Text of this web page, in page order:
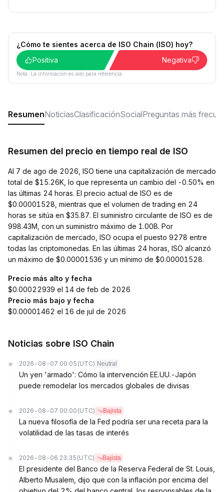
¿Cómo te sientes acerca de ISO Chain (ISO) hoy?
Positiva
Negativa
Nota: La información es solo para referencia.
ResumenNoticiasClasificaciónSocialPreguntas más
Resumen del precio en tiempo real de ISO
Al 7 de ago de 2026, ISO tiene una capitalización de mercado
total de $15.26K, lo que representa un cambio del -0.50% en
las últimas 24 horas. El precio actual de ISO es de
$0.00001528, mientras que el volumen de trading en 24
horas se sitúa en $35.87. El suministro circulante de ISO es de
998.43M, con un suministro máximo de 1.00B. Por
capitalización de mercado, ISO ocupa el puesto 9278 entre
todas las criptomonedas. En las últimas 24 horas, ISO alcanzó
un máximo de $0.00001536 y un mínimo de $0.00001528.
Precio más alto y fecha
$0.00022939 el 14 de feb de 2026
Precio más bajo y fecha
$0.00001462 el 16 de jul de 2026
Noticias sobre ISO Chain
2026-08-07 00:05 (UTC) Neutral
Un yen 'armado': Cómo la intervención EE.UU.-Japón
puede remodelar los mercados globales de divisas
2026-08-07 00:00 (UTC) Bajista
La nueva filosofía de la Fed podría ser una receta para la
volatilidad de las tasas de interés
2026-08-06 23:35 (UTC) Bajista
El presidente del Banco de la Reserva Federal de St. Louis,
Alberto Musalem, dijo que con la inflación por encima del